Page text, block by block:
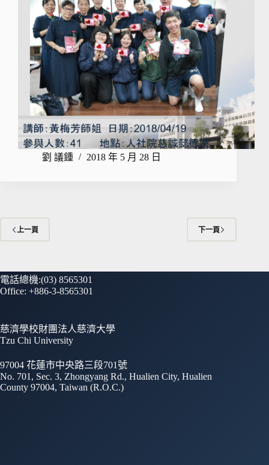
劉 議鍾 2018 年 5 月 28 日
上一頁 下一頁
電話總機:(03) 8565301
Office: +886-3-8565301
慈濟學校財團法人慈濟大學
Tzu Chi University
97004 花蓮市中央路三段701號
No. 701, Sec. 3, Zhongyang Rd., Hualien City, Hualien
County 97004, Taiwan (R.O.C.)